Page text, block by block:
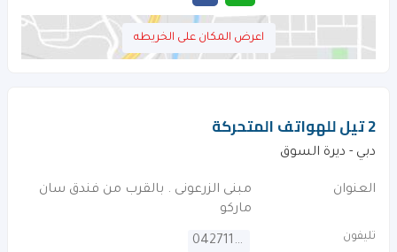
اعرض المكان على الخريطه
2 تيل للهواتف المتحركة
دبي - ديرة السوق
العنوان
مبنى الزرعونى . بالقرب من فندق سان
ماركو
تليفون 042711373